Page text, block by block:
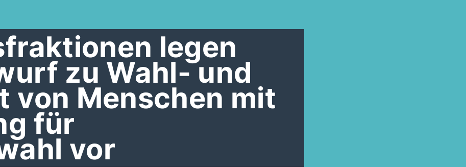
legen
zu Wahl- und
von Menschen mit
für
vor